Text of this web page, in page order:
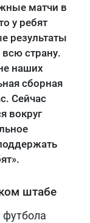
матчи в
у ребят
результаты
страну.
наших
сборная
Сейчас
вокруг
штабе
футбола